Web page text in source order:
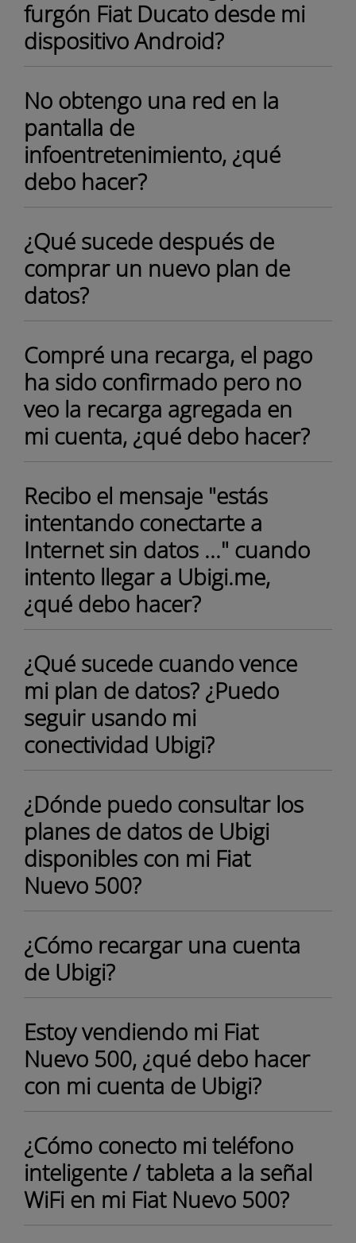
furgón Fiat Ducato desde mi
dispositivo Android?
No obtengo una red en la
pantalla de
infoentretenimiento, ¿qué
debo hacer?
¿Qué sucede después de
comprar un nuevo plan de
datos?
Compré una recarga, el pago
ha sido confirmado pero no
veo la recarga agregada en
mi cuenta, ¿qué debo hacer?
Recibo el mensaje "estás
intentando conectarte a
Internet sin datos ..." cuando
intento llegar a Ubigi.me,
¿qué debo hacer?
¿Qué sucede cuando vence
mi plan de datos? ¿Puedo
seguir usando mi
conectividad Ubigi?
¿Dónde puedo consultar los
planes de datos de Ubigi
disponibles con mi Fiat
Nuevo 500?
¿Cómo recargar una cuenta
de Ubigi?
Estoy vendiendo mi Fiat
Nuevo 500, ¿qué debo hacer
con mi cuenta de Ubigi?
¿Cómo conecto mi teléfono
inteligente / tableta a la señal
WiFi en mi Fiat Nuevo 500?